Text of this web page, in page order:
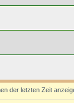
der letzten Zeit